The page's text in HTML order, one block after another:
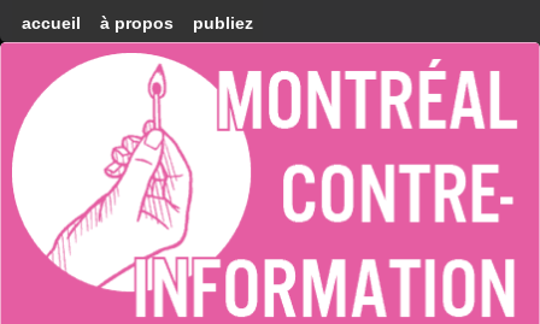
accueil à propos publiez
Montréal
Counter-
information